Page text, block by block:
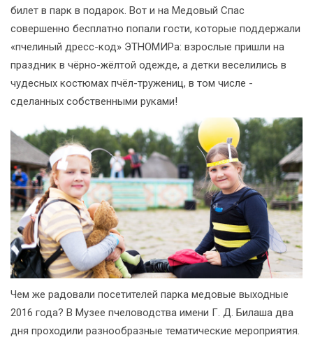
билет в парк в подарок. Вот и на Медовый Спас
совершенно бесплатно попали гости, которые поддержали
«пчелиный дресс-код» ЭТНОМИРа: взрослые пришли на
праздник в чёрно-жёлтой одежде, а детки веселились в
чудесных костюмах пчёл-тружениц, в том числе -
сделанных собственными руками!
Чем же радовали посетителей парка медовые выходные
2016 года? В Музее пчеловодства имени Г. Д. Билаша два
дня проходили разнообразные тематические мероприятия.